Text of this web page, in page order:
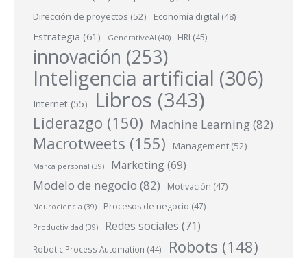
Dirección de proyectos (52) Economía digital (48)
Estrategia (61) GenerativeAI (40) HRI (45)
innovación (253)
Inteligencia artificial (306)
Internet (55) Libros (343)
Liderazgo (150) Machine Learning(82)
Macrotweets (155) Management (52)
Marca personal (39) Marketing (69)
Modelo de negocio (82) Motivación (47)
Neurociencia (39) Procesos de negocio (47)
Productividad (39) Redes sociales (71)
Robotic Process Automation (44) Robots (148)